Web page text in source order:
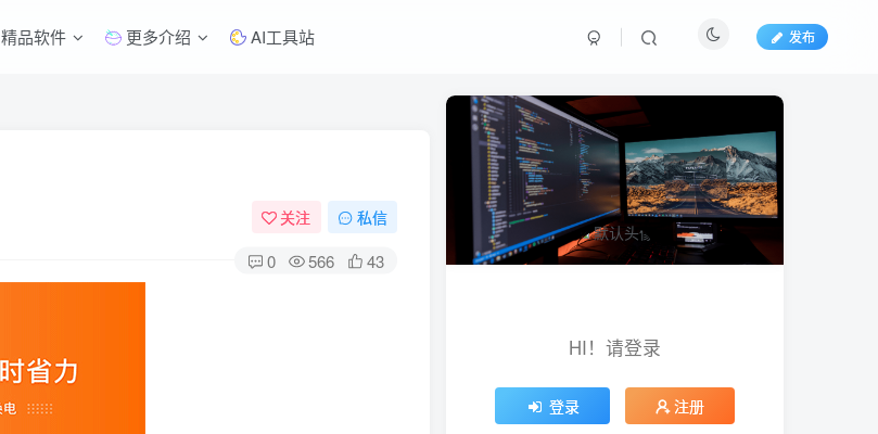
精品软件 更多介绍 AI工具站 发布
关注 私信
0 566 43
HI！请登录
登录 注册